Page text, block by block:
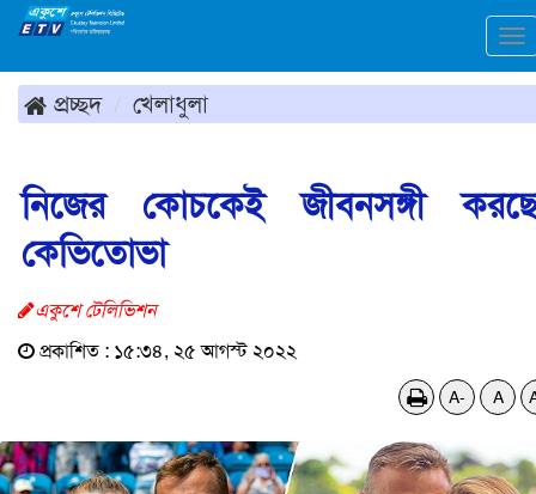
প্রচ্ছদ খেলাধুলা
নিজের কোচকেই জীবনসঙ্গী
কেভিতোভা
একুশে টেলিভিশন
প্রকাশিত : ১৫:৩৪, ২৫ আগস্ট ২০২২
A- A